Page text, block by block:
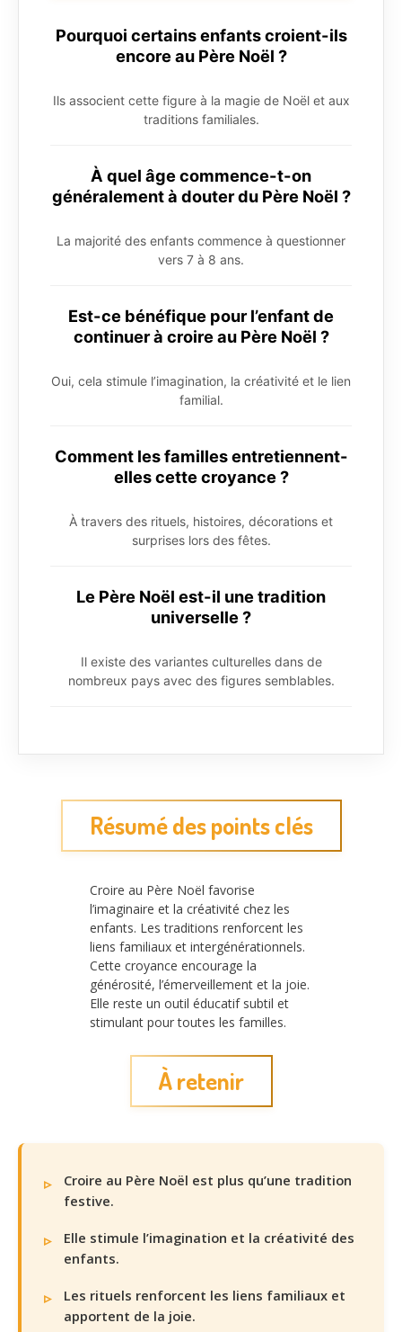
Pourquoi certains enfants croient-ils
encore au Père Noël ?
Ils associent cette figure à la magie de Noël et aux
traditions familiales.
À quel âge commence-t-on
généralement à douter du Père Noël ?
La majorité des enfants commence à questionner
vers 7 à 8 ans.
Est-ce bénéfique pour l’enfant de
continuer à croire au Père Noël ?
Oui, cela stimule l’imagination, la créativité et le lien
familial.
Comment les familles entretiennent-
elles cette croyance ?
À travers des rituels, histoires, décorations et
surprises lors des fêtes.
Le Père Noël est-il une tradition
universelle ?
Il existe des variantes culturelles dans de
nombreux pays avec des figures semblables.
Résumé des points clés
Croire au Père Noël favorise
l’imaginaire et la créativité chez les
enfants. Les traditions renforcent les
liens familiaux et intergénérationnels.
Cette croyance encourage la
générosité, l’émerveillement et la joie.
Elle reste un outil éducatif subtil et
stimulant pour toutes les familles.
À retenir
Croire au Père Noël est plus qu’une tradition
festive.
Elle stimule l’imagination et la créativité des
enfants.
Les rituels renforcent les liens familiaux et
apportent de la joie.